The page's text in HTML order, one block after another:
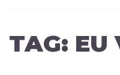
TAG: EU